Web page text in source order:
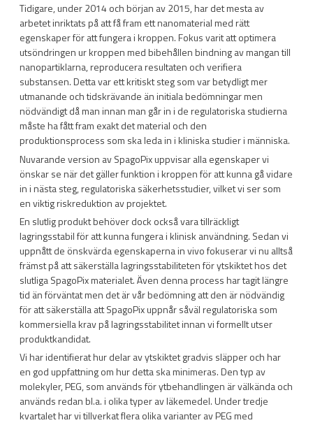
Tidigare, under 2014 och början av 2015, har det mesta av
arbetet inriktats på att få fram ett nanomaterial med rätt
egenskaper för att fungera i kroppen. Fokus varit att optimera
utsöndringen ur kroppen med bibehållen bindning av mangan till
nanopartiklarna, reproducera resultaten och verifiera
substansen. Detta var ett kritiskt steg som var betydligt mer
utmanande och tidskrävande än initiala bedömningar men
nödvändigt då man innan man går in i de regulatoriska studierna
måste ha fått fram exakt det material och den
produktionsprocess som ska leda in i kliniska studier i människa.
Nuvarande version av SpagoPix uppvisar alla egenskaper vi
önskar se när det gäller funktion i kroppen för att kunna gå vidare
in i nästa steg, regulatoriska säkerhetsstudier, vilket vi ser som
en viktig riskreduktion av projektet.
En slutlig produkt behöver dock också vara tillräckligt
lagringsstabil för att kunna fungera i klinisk användning. Sedan vi
uppnått de önskvärda egenskaperna in vivo fokuserar vi nu alltså
främst på att säkerställa lagringsstabiliteten för ytskiktet hos det
slutliga SpagoPix materialet. Även denna process har tagit längre
tid än förväntat men det är vår bedömning att den är nödvändig
för att säkerställa att SpagoPix uppnår såväl regulatoriska som
kommersiella krav på lagringsstabilitet innan vi formellt utser
produktkandidat.
Vi har identifierat hur delar av ytskiktet gradvis släpper och har
en god uppfattning om hur detta ska minimeras. Den typ av
molekyler, PEG, som används för ytbehandlingen är välkända och
används redan bl.a. i olika typer av läkemedel. Under tredje
kvartalet har vi tillverkat flera olika varianter av PEG med